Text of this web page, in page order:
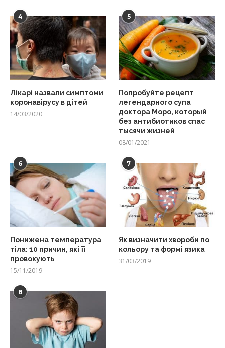
4
Лікарі назвали симптоми
коронавірусу в дітей
14/03/2020
5
Попробуйте рецепт
легендарного супа
доктора Моро, который
без антибиотиков спас
тысячи жизней
08/01/2021
6
Понижена температура
тіла: 10 причин, які її
провокують
15/11/2019
7
Як визначити хвороби по
кольору та формі язика
31/03/2019
8